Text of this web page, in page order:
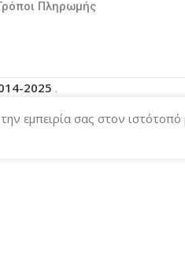
Πληρωμής
2025 .
εμπειρία σας στον